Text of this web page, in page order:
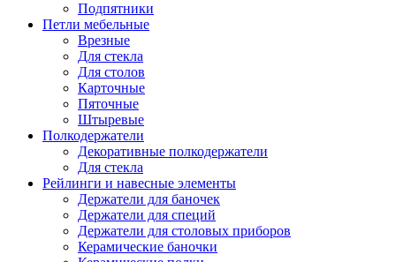
Подпятники
Петли мебельные
Врезные
Для стекла
Для столов
Карточные
Пяточные
Штыревые
Полкодержатели
Декоративные полкодержатели
Для стекла
Рейлинги и навесные элементы
Держатели для баночек
Держатели для специй
Держатели для столовых приборов
Керамические баночки